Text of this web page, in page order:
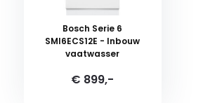
Bosch Serie 6
SMI6ECS12E - Inbouw
vaatwasser
€ 899,-